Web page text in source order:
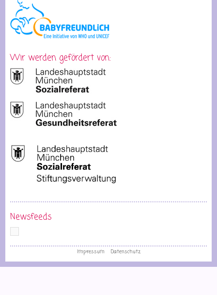
Wir werden gefördert von:
Newsfeeds
Impressum Datenschutz